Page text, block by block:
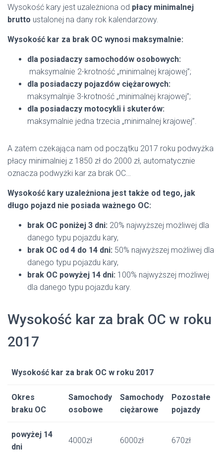
Wysokość kary jest uzależniona od płacy minimalnej
brutto ustalonej na dany rok kalendarzowy.
Wysokość kar za brak OC wynosi maksymalnie:
dla posiadaczy samochodów osobowych:
maksymalnie 2-krotność „minimalnej krajowej”;
dla posiadaczy pojazdów ciężarowych:
maksymalnjie 3-krotność „minimalnej krajowej”;
dla posiadaczy motocykli i skuterów:
maksymalnie jedna trzecia „minimalnej krajowej”.
A zatem czekająca nam od początku 2017 roku podwyżka
płacy minimalniej z 1850 zł do 2000 zł, automatycznie
oznacza podwyżki kar za brak OC…
Wysokość kary uzależniona jest także od tego, jak
długo pojazd nie posiada ważnego OC:
brak OC poniżej 3 dni: 20% najwyższej możliwej dla
danego typu pojazdu kary,
brak OC od 4 do 14 dni: 50% najwyższej możliwej dla
danego typu pojazdu kary,
brak OC powyżej 14 dni: 100% najwyższej możliwej
dla danego typu pojazdu kary.
Wysokość kar za brak OC w roku
2017
Wysokość kar za brak OC w roku 2017
Okres
braku OC
Samochody
osobowe
Samochody
ciężarowe
Pozostałe
pojazdy
powyżej 14
dni
4000zł 6000zł 670zł